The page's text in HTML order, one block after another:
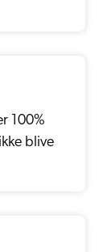
100%
blive